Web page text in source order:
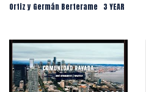
Ortiz y Germán Berterame 3 YEAR